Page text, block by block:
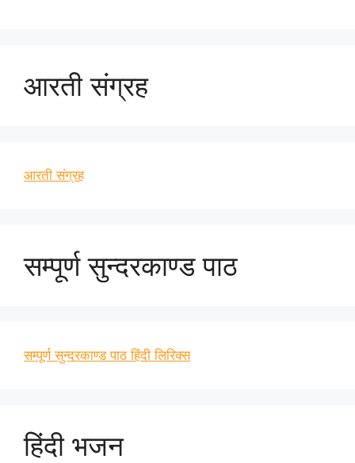
आरती संग्रह
आरती संग्रह
सम्पूर्ण सुन्दरकाण्ड पाठ
सम्पूर्ण सुन्दरकाण्ड पाठ हिंदी लिरिक्स
हिंदी भजन